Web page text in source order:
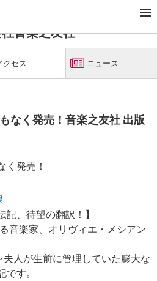
音楽之友社
クセス ニュース
なく発売！音楽之友社 出版
く発売！
記、待望の翻訳！】
音楽家、オリヴィエ・メシアン
人が生前に管理していた膨大な
す。